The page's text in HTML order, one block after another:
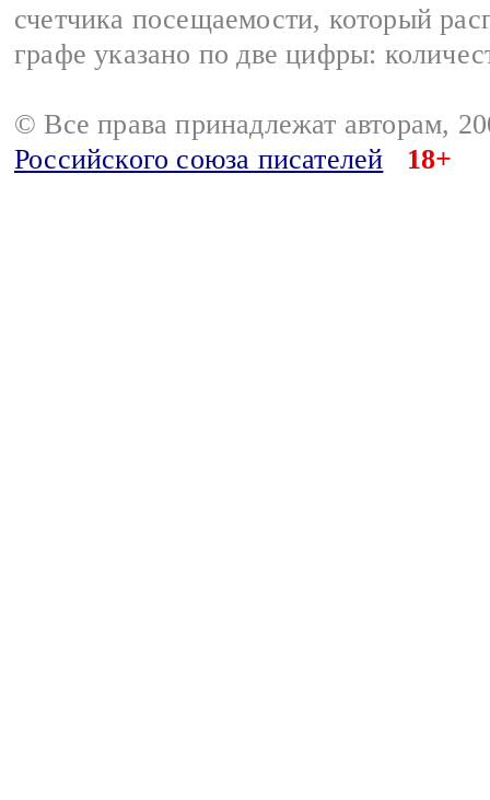
счетчика посещаемости, который
графе указано по две цифры:
© Все права принадлежат авторам,
Российского союза писателей
18+